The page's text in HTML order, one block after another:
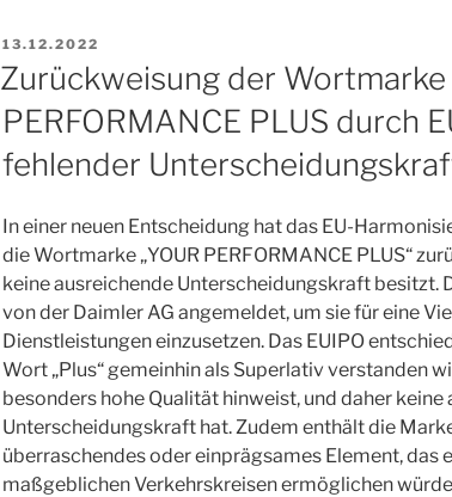
VERÖFFENTLICHT
13.12.2022
Zurückweisung der Wortmarke
PERFORMANCE PLUS durch
fehlender
In einer neuen Entscheidung hat das EU-
die Wortmarke „YOUR PERFORMANCE PLUS“
keine ausreichende Unterscheidungskraft besitzt.
von der Daimler AG angemeldet, um sie für eine
Dienstleistungen einzusetzen. Das EUIPO
Wort „Plus“ gemeinhin als Superlativ verstanden
besonders hohe Qualität hinweist, und daher keine
Unterscheidungskraft hat. Zudem enthält die
überraschendes oder einprägsames Element, das
maßgeblichen Verkehrskreisen ermöglichen